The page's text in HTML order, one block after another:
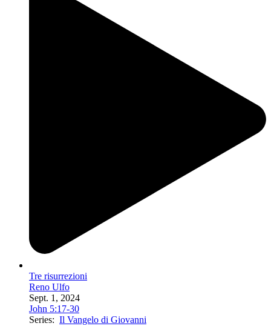
Tre risurrezioni
Reno Ulfo
Sept. 1, 2024
John 5:17-30
Series: Il Vangelo di Giovanni